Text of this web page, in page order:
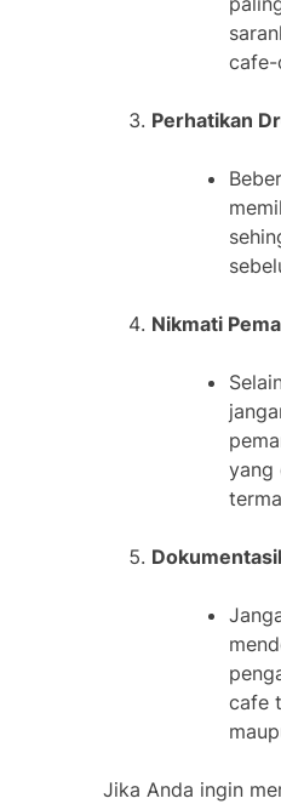
cafe-
Perhatikan
Nikmati
yang
cafe
Jika Anda ingin